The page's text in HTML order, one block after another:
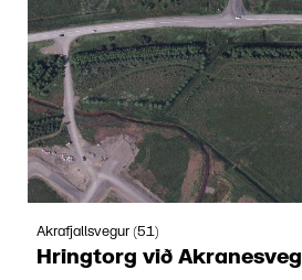
Akrafjallsvegur (51)
Hringtorg við Akranesveg